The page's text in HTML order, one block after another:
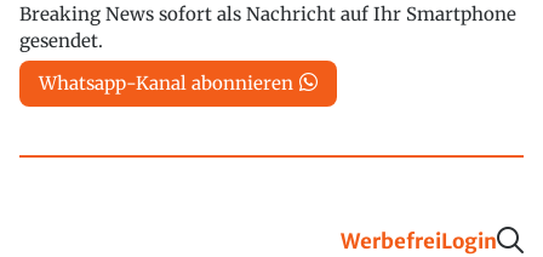
Breaking News sofort als Nachricht auf Ihr Smartphone
gesendet.
Whatsapp-Kanal abonnieren
WerbefreiLogin